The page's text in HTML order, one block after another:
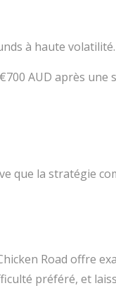
à haute volatilité.
AUD après une
que la stratégie
Road offre
préféré, et